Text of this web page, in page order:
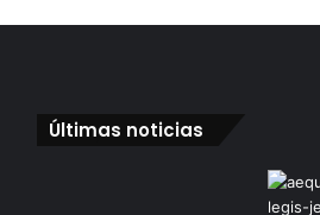
Últimas noticias